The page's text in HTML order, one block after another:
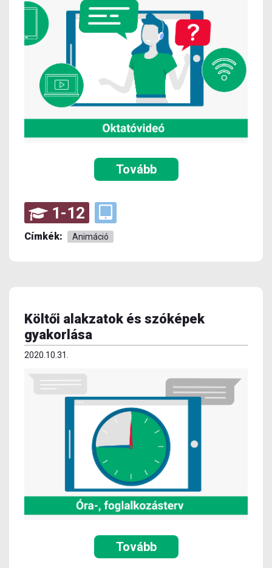
Tovább
1-12
Címkék: Animáció
Költői alakzatok és szóképek
gyakorlása
2020.10.31.
Tovább